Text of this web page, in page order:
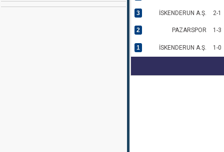
3 İSKENDERUN A.Ş. 2-1
2 PAZARSPOR 1-3
1 İSKENDERUN A.Ş. 1-0